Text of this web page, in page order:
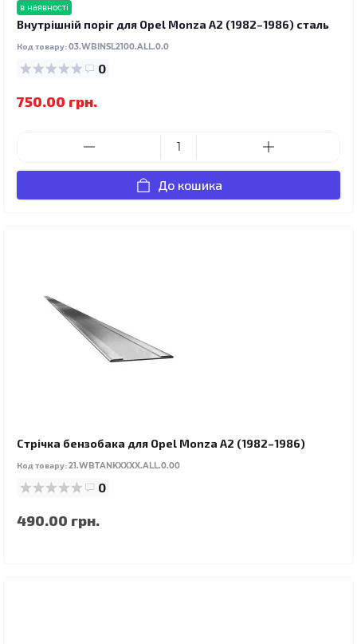
в наявності
Внутрішній поріг для Opel Monza A2 (1982–1986) сталь
Код товару:03.WBINSL2100.ALL.0.0
0
750.00 грн.
До кошика
Стрічка бензобака для Opel Monza A2 (1982–1986)
Код товару:21.WBTANKXXXX.ALL.0.00
0
490.00 грн.